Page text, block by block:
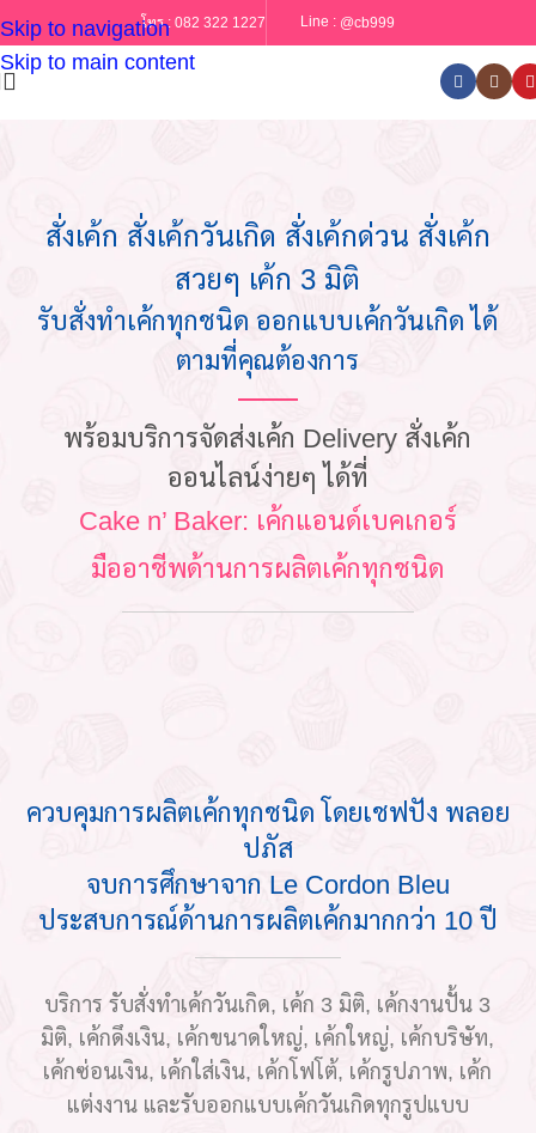
Skip to navigation
Skip to main content
โทร : 082 322 1227 Line : @cb999
สั่งเค้ก สั่งเค้กวันเกิด สั่งเค้กด่วน สั่งเค้ก
สวยๆ เค้ก 3 มิติ
รับสั่งทำเค้กทุกชนิด ออกแบบเค้กวันเกิด ได้
ตามที่คุณต้องการ
พร้อมบริการจัดส่งเค้ก Delivery สั่งเค้ก
ออนไลน์ง่ายๆ ได้ที่
Cake n’ Baker: เค้กแอนด์เบคเกอร์
มืออาชีพด้านการผลิตเค้กทุกชนิด
ควบคุมการผลิตเค้กทุกชนิด โดยเชฟปัง พลอย
ปภัส
จบการศึกษาจาก Le Cordon Bleu
ประสบการณ์ด้านการผลิตเค้กมากกว่า 10 ปี
บริการ รับสั่งทำเค้กวันเกิด, เค้ก 3 มิติ, เค้กงานปั้น 3
มิติ, เค้กดึงเงิน, เค้กขนาดใหญ่, เค้กใหญ่, เค้กบริษัท,
เค้กซ่อนเงิน, เค้กใส่เงิน, เค้กโฟโต้, เค้กรูปภาพ, เค้ก
แต่งงาน และรับออกแบบเค้กวันเกิดทุกรูปแบบ